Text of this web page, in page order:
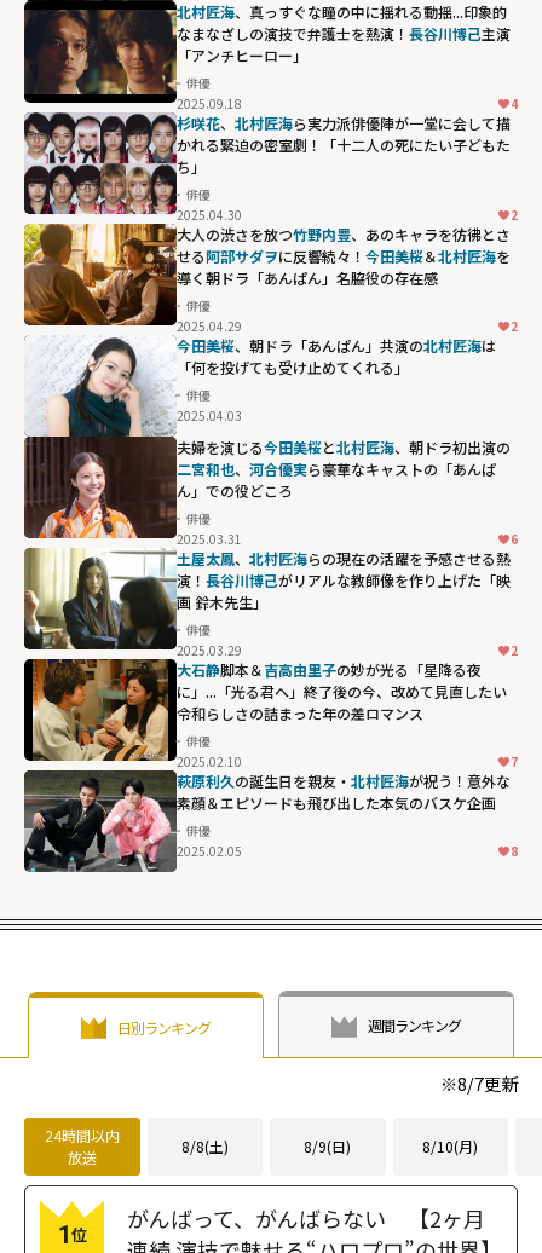
北村匠海、真っすぐな瞳の中に揺れる動揺...印象的
なまなざしの演技で弁護士を熱演！ 長谷川博己主演
「アンチヒーロー」
俳優
2025.09.18
4
杉咲花、 北村匠海ら実力派俳優陣が一堂に会して描
かれる緊迫の密室劇！「十二人の死にたい子どもた
ち」
俳優
2025.04.30
2
大人の渋さを放つ竹野内豊、あのキャラを彷彿とさ
せる阿部サダヲに反響続々！ 今田美桜＆北村匠海を
導く朝ドラ「あんぱん」名脇役の存在感
俳優
2025.04.29
2
今田美桜、朝ドラ「あんぱん」共演の北村匠海は
「何を投げても受け止めてくれる」
俳優
2025.04.03
夫婦を演じる今田美桜と北村匠海、朝ドラ初出演の
二宮和也、 河合優実ら豪華なキャストの「あんぱ
ん」での役どころ
俳優
2025.03.31
6
土屋太鳳、 北村匠海らの現在の活躍を予感させる熱
演！ 長谷川博己がリアルな教師像を作り上げた「映
画 鈴木先生」
俳優
2025.03.29
2
大石静脚本＆吉高由里子の妙が光る「星降る夜
に」...「光る君へ」終了後の今、改めて見直したい
令和らしさの詰まった年の差ロマンス
俳優
2025.02.10
7
萩原利久の誕生日を親友・ 北村匠海が祝う！意外な
素顔＆エピソードも飛び出した本気のバスケ企画
俳優
2025.02.05
8
日別ランキング 週間ランキング
※8/7更新
24時間以内
放送
8/8(土) 8/9(日) 8/10(月)
1位
がんばって、がんばらない 【2ヶ月